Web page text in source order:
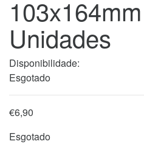
Unidades
Disponibilidade:
Esgotado
€6,90
Esgotado